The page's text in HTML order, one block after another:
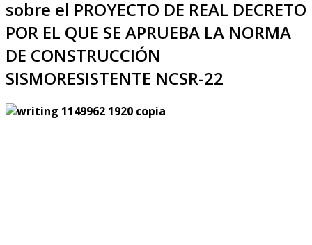
sobre el PROYECTO DE REAL DECRETO
POR EL QUE SE APRUEBA LA NORMA
DE CONSTRUCCIÓN
SISMORESISTENTE NCSR-22